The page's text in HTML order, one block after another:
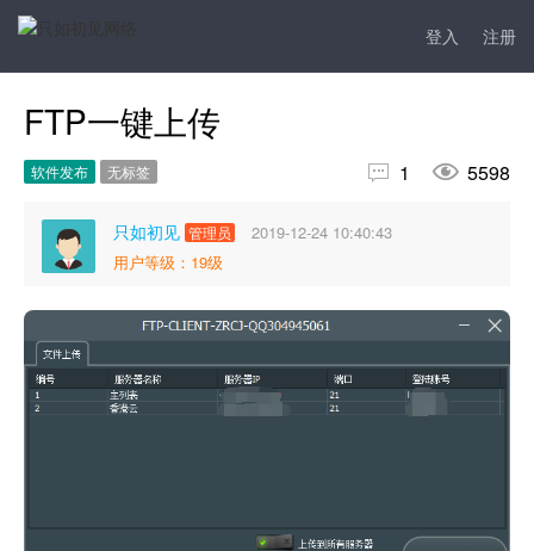
登入 注册
FTP一键上传
软件发布 无标签  1  5598
只如初见 管理员
2019-12-24 10:40:43
用户等级：19级